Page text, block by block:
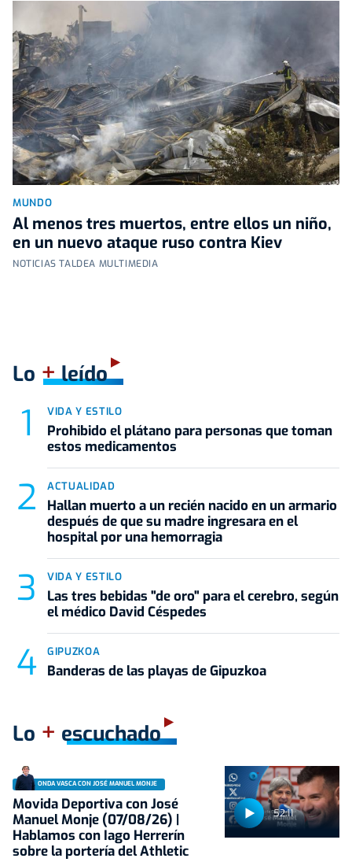
MUNDO
Al menos tres muertos, entre ellos un niño,
en un nuevo ataque ruso contra Kiev
NOTICIAS TALDEA MULTIMEDIA
Lo +leído
VIDA Y ESTILO
Prohibido el plátano para personas que toman
estos medicamentos
ACTUALIDAD
Hallan muerto a un recién nacido en un armario
después de que su madre ingresara en el
hospital por una hemorragia
VIDA Y ESTILO
Las tres bebidas "de oro" para el cerebro, según
el médico David Céspedes
GIPUZKOA
Banderas de las playas de Gipuzkoa
Lo + escuchado
52:11
ONDA VASCA CON JOSÉ MANUEL MONJE
Movida Deportiva con José
Manuel Monje (07/08/26) |
Hablamos con Iago Herrerín
sobre la portería del Athletic